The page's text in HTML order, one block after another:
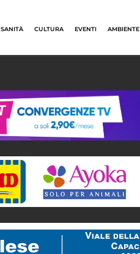
SANITÀ CULTURA EVENTI AMBIENTE